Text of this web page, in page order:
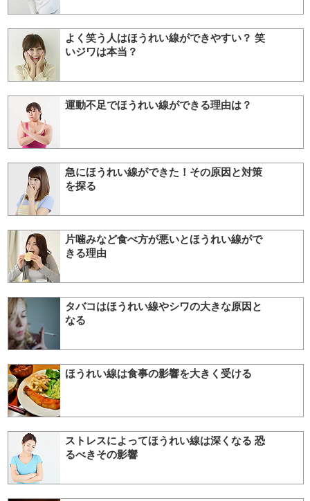
よく笑う人はほうれい線ができやすい？ 笑
いジワは本当？
運動不足でほうれい線ができる理由は？
急にほうれい線ができた！その原因と対策
を探る
片噛みなど食べ方が悪いとほうれい線がで
きる理由
タバコはほうれい線やシワの大きな原因と
なる
ほうれい線は食事の影響を大きく受ける
ストレスによってほうれい線は深くなる 恐
るべきその影響